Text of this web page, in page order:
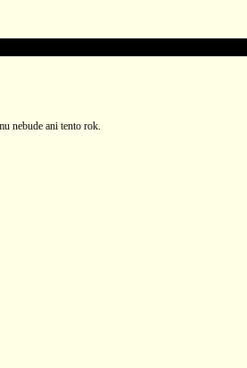
nebude ani tento rok.